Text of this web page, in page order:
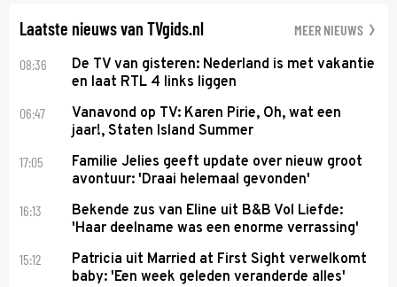
Laatste nieuws van TVgids.nl MEER NIEUWS
08:36
De TV van gisteren: Nederland is met vakantie
en laat RTL 4 links liggen
06:47
Vanavond op TV: Karen Pirie, Oh, wat een
jaar!, Staten Island Summer
17:05
Familie Jelies geeft update over nieuw groot
avontuur: 'Draai helemaal gevonden'
16:13
Bekende zus van Eline uit B&B Vol Liefde:
'Haar deelname was een enorme verrassing'
15:12
Patricia uit Married at First Sight verwelkomt
baby: 'Een week geleden veranderde alles'